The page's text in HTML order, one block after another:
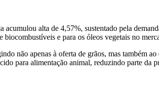
alta de 4,57%, sustentado pela
e para os óleos vegetais no
não apenas à oferta de grãos, mas também
para alimentação animal, reduzindo parte da